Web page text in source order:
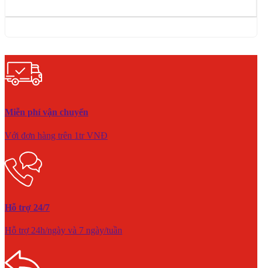
Miễn phí vận chuyển
Với đơn hàng trên 1tr VNĐ
Hỗ trợ 24/7
Hỗ trợ 24h/ngày và 7 ngày/tuần